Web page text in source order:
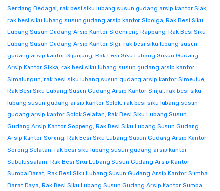
Serdang Bedagai, rak besi siku lubang susun gudang arsip kantor Siak,
rak besi siku lubang susun gudang arsip kantor Sibolga, Rak Besi Siku
Lubang Susun Gudang Arsip Kantor Sidenreng Rappang, Rak Besi Siku
Lubang Susun Gudang Arsip Kantor Sigi, rak besi siku lubang susun
gudang arsip kantor Sijunjung, Rak Besi Siku Lubang Susun Gudang
Arsip Kantor Sikka, rak besi siku lubang susun gudang arsip kantor
Simalungun, rak besi siku lubang susun gudang arsip kantor Simeulue,
Rak Besi Siku Lubang Susun Gudang Arsip Kantor Sinjai, rak besi siku
lubang susun gudang arsip kantor Solok, rak besi siku lubang susun
gudang arsip kantor Solok Selatan, Rak Besi Siku Lubang Susun
Gudang Arsip Kantor Soppeng, Rak Besi Siku Lubang Susun Gudang
Arsip Kantor Sorong, Rak Besi Siku Lubang Susun Gudang Arsip Kantor
Sorong Selatan, rak besi siku lubang susun gudang arsip kantor
Subulussalam, Rak Besi Siku Lubang Susun Gudang Arsip Kantor
Sumba Barat, Rak Besi Siku Lubang Susun Gudang Arsip Kantor Sumba
Barat Daya, Rak Besi Siku Lubang Susun Gudang Arsip Kantor Sumba